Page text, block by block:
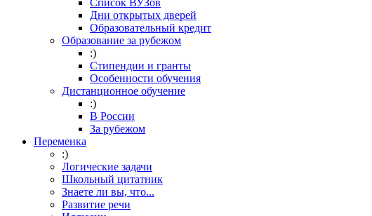
Дни открытых дверей
Образовательный кредит
Образование за рубежом
:)
Стипендии и гранты
Особенности обучения
Дистанционное обучение
:)
В России
За рубежом
Переменка
:)
Логические задачи
Школьный цитатник
Знаете ли вы, что...
Развитие речи